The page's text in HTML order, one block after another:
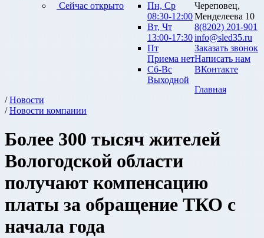
Сейчас открыто
Пн, Ср
08:30-12:00
Вт, Чт
13:00-17:30
Пт
Приема нет
Сб-Вс
Выходной
Череповец,
Менделеева 10
8(8202) 201-901
info@sled35.ru
Заказать звонок
Написать нам
ВКонтакте
Главная
/Новости
/Новости компании
Более 300 тысяч жителей
Вологодской области
получают компенсацию
платы за обращение ТКО с
начала года